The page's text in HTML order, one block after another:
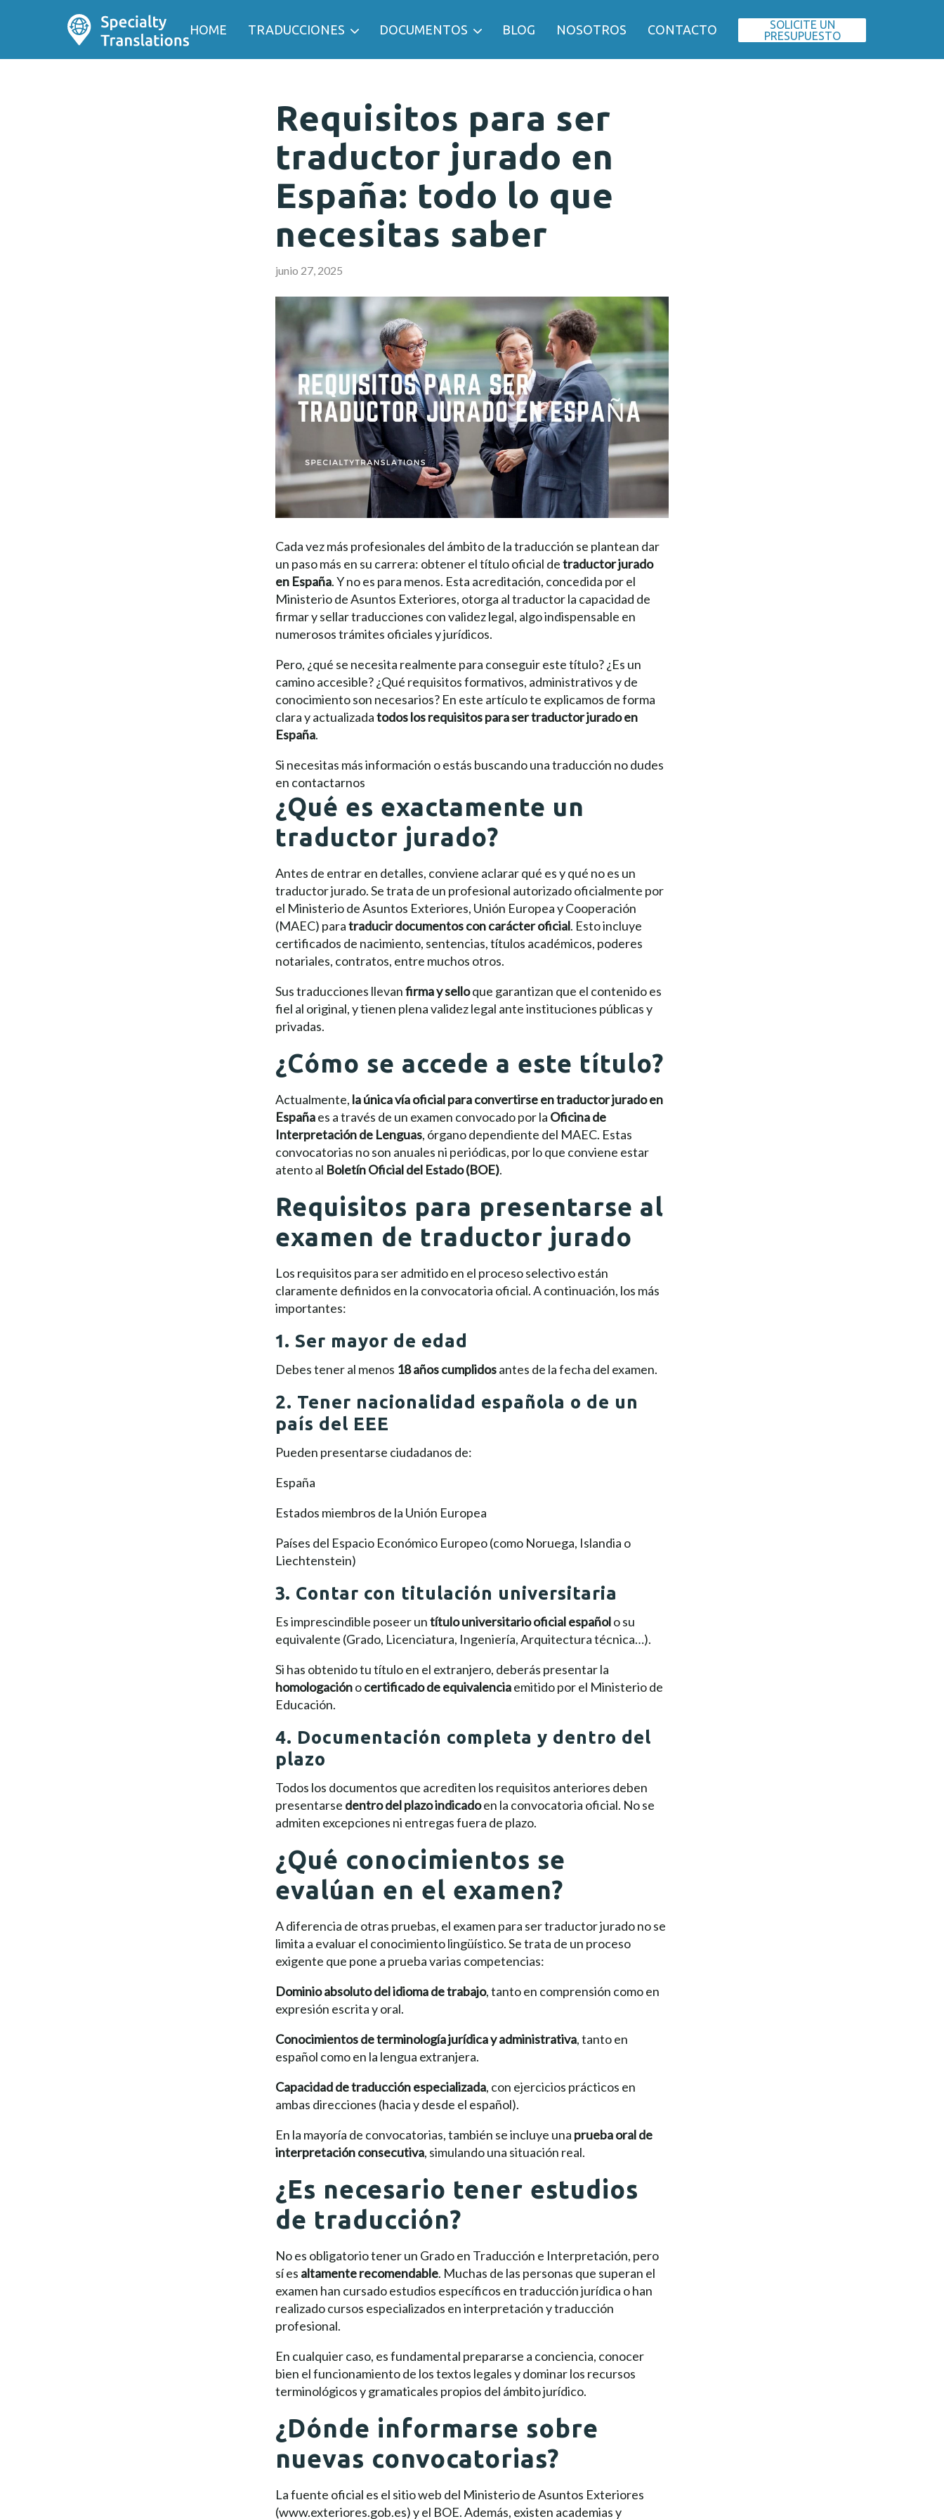
HOME TRADUCCIONES DOCUMENTOS BLOG NOSOTROS CONTACTO
SOLICITE UN
PRESUPUESTO
Requisitos para ser
traductor jurado en
España: todo lo que
necesitas saber
junio 27, 2025
Cada vez más profesionales del ámbito de la traducción se plantean dar
un paso más en su carrera: obtener el título oficial detraductor jurado
en España. Y no es para menos. Esta acreditación, concedida por el
Ministerio de Asuntos Exteriores, otorga al traductor la capacidad de
firmar y sellar traducciones con validez legal, algo indispensable en
numerosos trámites oficiales y jurídicos.
Pero, ¿qué se necesita realmente para conseguir este título? ¿Es un
camino accesible? ¿Qué requisitos formativos, administrativos y de
conocimiento son necesarios? En este artículo te explicamos de forma
clara y actualizadatodos los requisitos para ser traductor jurado en
España.
Si necesitas más información o estás buscando una traducción no dudes
en contactarnos
¿Qué es exactamente un
traductor jurado?
Antes de entrar en detalles, conviene aclarar qué es y qué no es un
traductor jurado. Se trata de un profesional autorizado oficialmente por
el Ministerio de Asuntos Exteriores, Unión Europea y Cooperación
(MAEC) paratraducir documentos con carácter oficial. Esto incluye
certificados de nacimiento, sentencias, títulos académicos, poderes
notariales, contratos, entre muchos otros.
Sus traducciones llevanfirma y selloque garantizan que el contenido es
fiel al original, y tienen plena validez legal ante instituciones públicas y
privadas.
¿Cómo se accede a este título?
Actualmente, la única vía oficial para convertirse en traductor jurado en
Españaes a través de un examen convocado por la Oficina de
Interpretación de Lenguas, órgano dependiente del MAEC. Estas
convocatorias no son anuales ni periódicas, por lo que conviene estar
atento al Boletín Oficial del Estado (BOE).
Requisitos para presentarse al
examen de traductor jurado
Los requisitos para ser admitido en el proceso selectivo están
claramente definidos en la convocatoria oficial. A continuación, los más
importantes:
1. Ser mayor de edad
Debes tener al menos 18 años cumplidosantes de la fecha del examen.
2. Tener nacionalidad española o de un
país del EEE
Pueden presentarse ciudadanos de:
España
Estados miembros de la Unión Europea
Países del Espacio Económico Europeo (como Noruega, Islandia o
Liechtenstein)
3. Contar con titulación universitaria
Es imprescindible poseer untítulo universitario oficial españolo su
equivalente (Grado, Licenciatura, Ingeniería, Arquitectura técnica…).
Si has obtenido tu título en el extranjero, deberás presentar la
homologaciónocertificado de equivalenciaemitido por el Ministerio de
Educación.
4. Documentación completa y dentro del
plazo
Todos los documentos que acrediten los requisitos anteriores deben
presentarse dentro del plazo indicadoen la convocatoria oficial. No se
admiten excepciones ni entregas fuera de plazo.
¿Qué conocimientos se
evalúan en el examen?
A diferencia de otras pruebas, el examen para ser traductor jurado no se
limita a evaluar el conocimiento lingüístico. Se trata de un proceso
exigente que pone a prueba varias competencias:
Dominio absoluto del idioma de trabajo, tanto en comprensión como en
expresión escrita y oral.
Conocimientos de terminología jurídica y administrativa, tanto en
español como en la lengua extranjera.
Capacidad de traducción especializada, con ejercicios prácticos en
ambas direcciones (hacia y desde el español).
En la mayoría de convocatorias, también se incluye una prueba oral de
interpretación consecutiva, simulando una situación real.
¿Es necesario tener estudios
de traducción?
No es obligatorio tener un Grado en Traducción e Interpretación, pero
sí es altamente recomendable. Muchas de las personas que superan el
examen han cursado estudios específicos en traducción jurídica o han
realizado cursos especializados en interpretación y traducción
profesional.
En cualquier caso, es fundamental prepararse a conciencia, conocer
bien el funcionamiento de los textos legales y dominar los recursos
terminológicos y gramaticales propios del ámbito jurídico.
¿Dónde informarse sobre
nuevas convocatorias?
La fuente oficial es el sitio web del Ministerio de Asuntos Exteriores
(www.exteriores.gob.es) y el BOE. Además, existen academias y